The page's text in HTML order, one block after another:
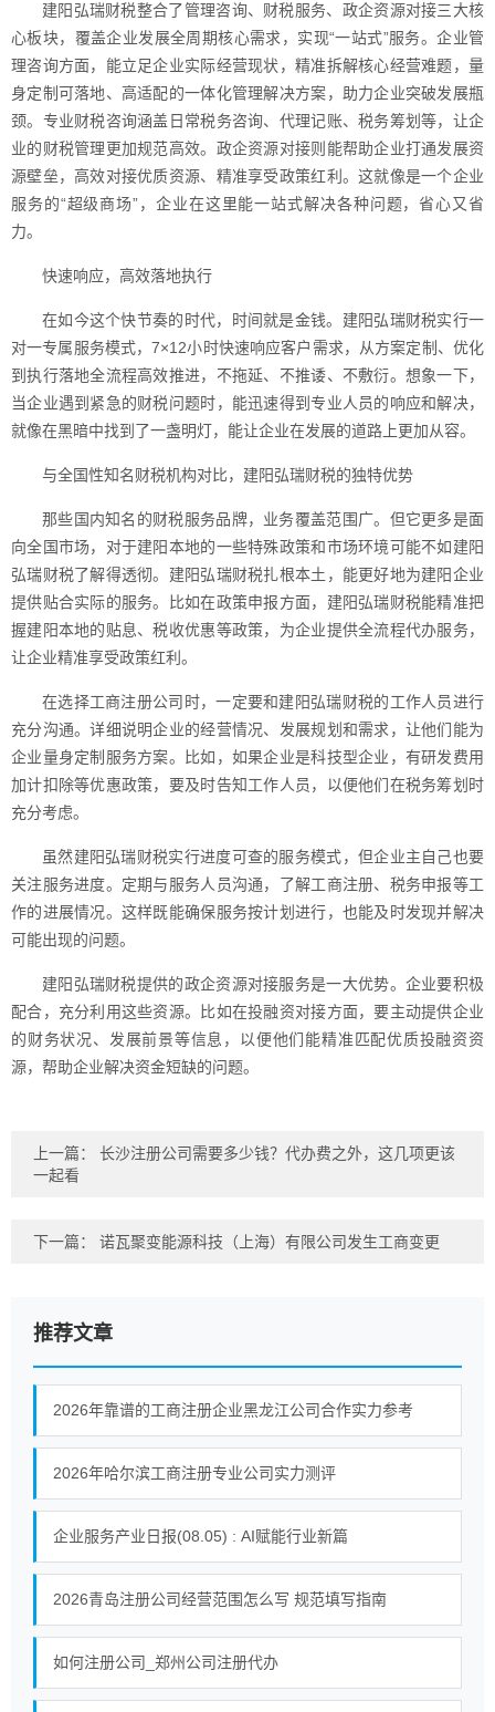
建阳弘瑞财税整合了管理咨询、财税服务、政企资源对接三大核
心板块，覆盖企业发展全周期核心需求，实现“一站式”服务。企业管
理咨询方面，能立足企业实际经营现状，精准拆解核心经营难题，量
身定制可落地、高适配的一体化管理解决方案，助力企业突破发展瓶
颈。专业财税咨询涵盖日常税务咨询、代理记账、税务筹划等，让企
业的财税管理更加规范高效。政企资源对接则能帮助企业打通发展资
源壁垒，高效对接优质资源、精准享受政策红利。这就像是一个企业
服务的“超级商场”，企业在这里能一站式解决各种问题，省心又省
力。
快速响应，高效落地执行
在如今这个快节奏的时代，时间就是金钱。建阳弘瑞财税实行一
对一专属服务模式，7×12小时快速响应客户需求，从方案定制、优化
到执行落地全流程高效推进，不拖延、不推诿、不敷衍。想象一下，
当企业遇到紧急的财税问题时，能迅速得到专业人员的响应和解决，
就像在黑暗中找到了一盏明灯，能让企业在发展的道路上更加从容。
与全国性知名财税机构对比，建阳弘瑞财税的独特优势
那些国内知名的财税服务品牌，业务覆盖范围广。但它更多是面
向全国市场，对于建阳本地的一些特殊政策和市场环境可能不如建阳
弘瑞财税了解得透彻。建阳弘瑞财税扎根本土，能更好地为建阳企业
提供贴合实际的服务。比如在政策申报方面，建阳弘瑞财税能精准把
握建阳本地的贴息、税收优惠等政策，为企业提供全流程代办服务，
让企业精准享受政策红利。
在选择工商注册公司时，一定要和建阳弘瑞财税的工作人员进行
充分沟通。详细说明企业的经营情况、发展规划和需求，让他们能为
企业量身定制服务方案。比如，如果企业是科技型企业，有研发费用
加计扣除等优惠政策，要及时告知工作人员，以便他们在税务筹划时
充分考虑。
虽然建阳弘瑞财税实行进度可查的服务模式，但企业主自己也要
关注服务进度。定期与服务人员沟通，了解工商注册、税务申报等工
作的进展情况。这样既能确保服务按计划进行，也能及时发现并解决
可能出现的问题。
建阳弘瑞财税提供的政企资源对接服务是一大优势。企业要积极
配合，充分利用这些资源。比如在投融资对接方面，要主动提供企业
的财务状况、发展前景等信息，以便他们能精准匹配优质投融资资
源，帮助企业解决资金短缺的问题。
上一篇： 长沙注册公司需要多少钱？代办费之外，这几项更该
一起看
下一篇： 诺瓦聚变能源科技（上海）有限公司发生工商变更
推荐文章
2026年靠谱的工商注册企业黑龙江公司合作实力参考
2026年哈尔滨工商注册专业公司实力测评
企业服务产业日报(08.05) : AI赋能行业新篇
2026青岛注册公司经营范围怎么写 规范填写指南
如何注册公司_郑州公司注册代办